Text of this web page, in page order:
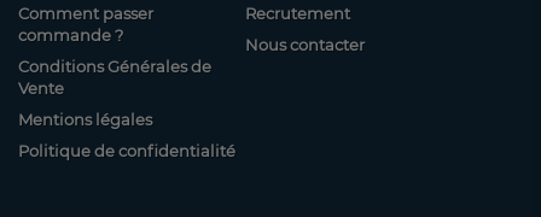
Comment passer
commande ?
Conditions Générales de
Vente
Mentions légales
Politique de confidentialité
Recrutement
Nous contacter